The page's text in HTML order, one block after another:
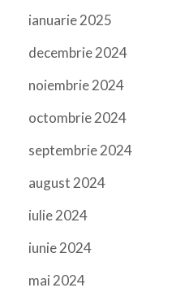
ianuarie 2025
decembrie 2024
noiembrie 2024
octombrie 2024
septembrie 2024
august 2024
iulie 2024
iunie 2024
mai 2024